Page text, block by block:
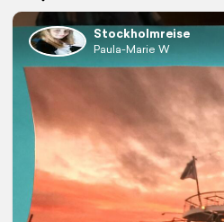
Stockholmreise
Paula-Marie W